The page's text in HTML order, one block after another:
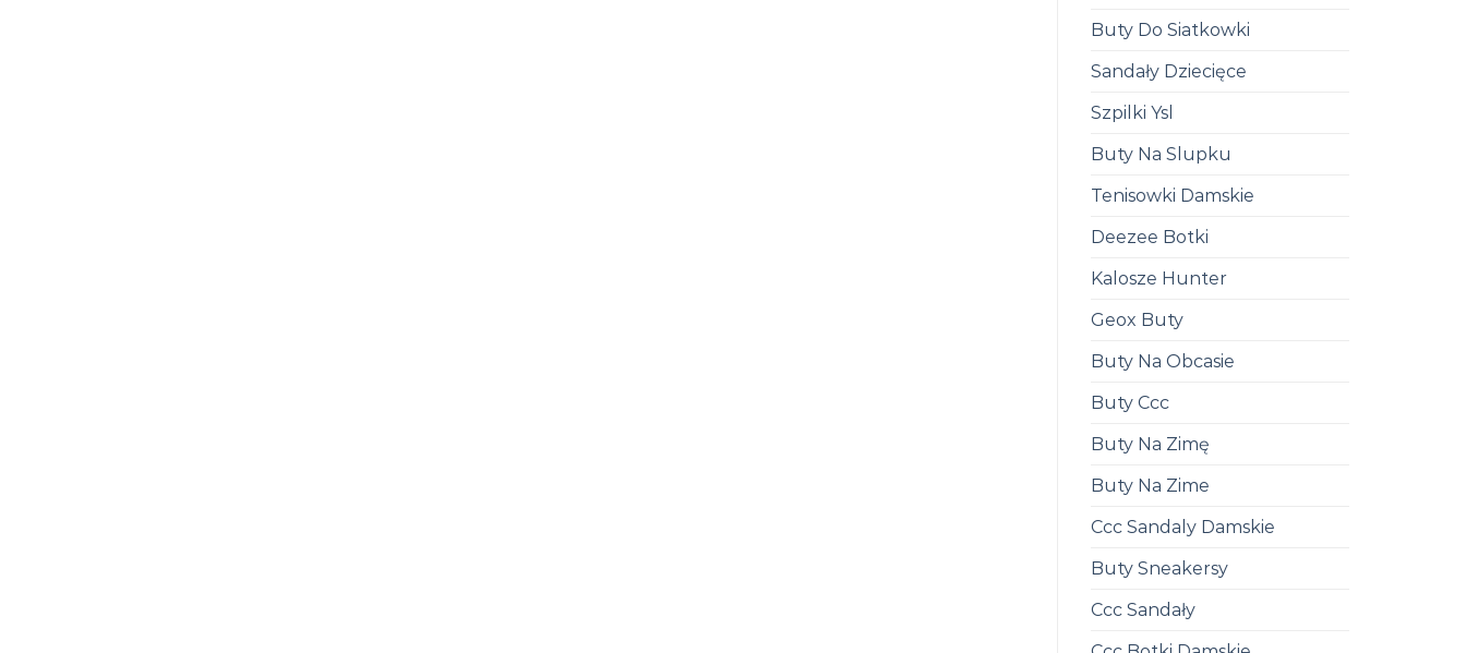
Buty Do Siatkowki
Sandały Dziecięce
Szpilki Ysl
Buty Na Slupku
Tenisowki Damskie
Deezee Botki
Kalosze Hunter
Geox Buty
Buty Na Obcasie
Buty Ccc
Buty Na Zimę
Buty Na Zime
Ccc Sandaly Damskie
Buty Sneakersy
Ccc Sandały